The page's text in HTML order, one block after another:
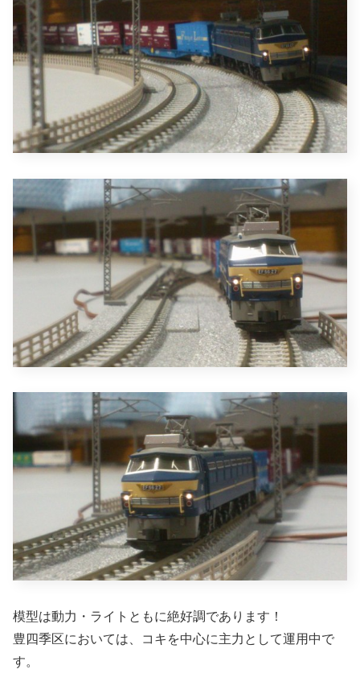
模型は動力・ライトともに絶好調であります！
豊四季区においては、コキを中心に主力として運用中で
す。